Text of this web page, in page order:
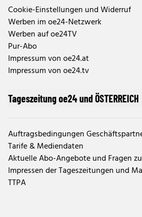
Cookie-Einstellungen und Widerruf
Werben im oe24-Netzwerk
Werben auf oe24TV
Pur-Abo
Impressum von oe24.at
Impressum von oe24.tv
Tageszeitung oe24 und ÖSTERREICH
Auftragsbedingungen
Tarife & Mediendaten
Aktuelle Abo-Angebote und Fragen
Impressen der Tageszeitungen und
TTPA